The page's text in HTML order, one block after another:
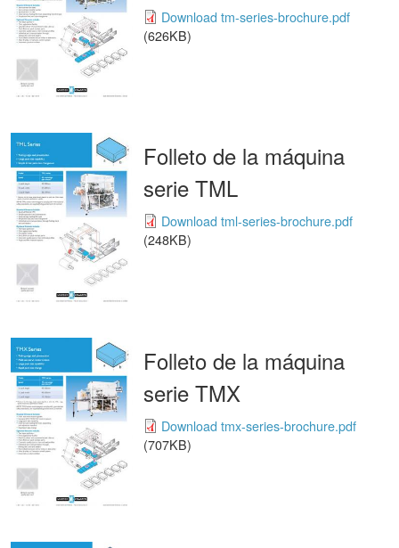
Download tm-series-brochure.pdf
(626KB)
Folleto de la máquina
serie TML
Download tml-series-brochure.pdf
(248KB)
Folleto de la máquina
serie TMX
Download tmx-series-brochure.pdf
(707KB)